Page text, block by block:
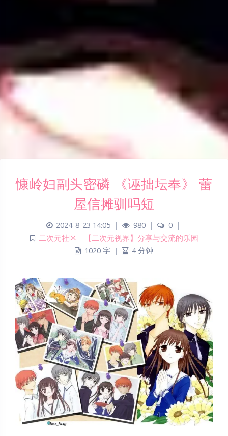
慷岭妇副头密磷 《诬拙坛奉》 蕾
屋信摊驯吗短
2024-8-23 14:05 | 980 | 0
|
二次元社区 - 【二次元视界】分享与交流的乐园
1020 字 | 4 分钟